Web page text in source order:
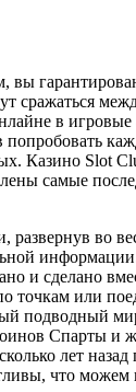
вы
сражаться
в игровые
попробовать
Казино Slot
самые
во
и сделано
точкам или
подводный
Спарты и
лет
что